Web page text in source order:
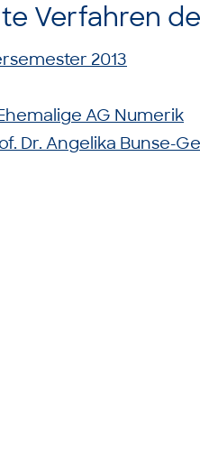
Verfahren
2013
AG Numerik
Dr. Angelika Bunse-